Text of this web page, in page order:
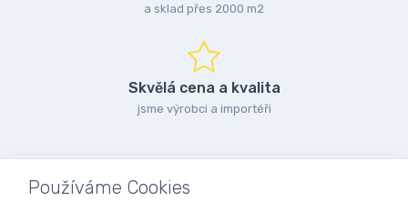
a sklad přes 2000 m2
Skvělá cena a kvalita
jsme výrobci a importéři
Používáme Cookies